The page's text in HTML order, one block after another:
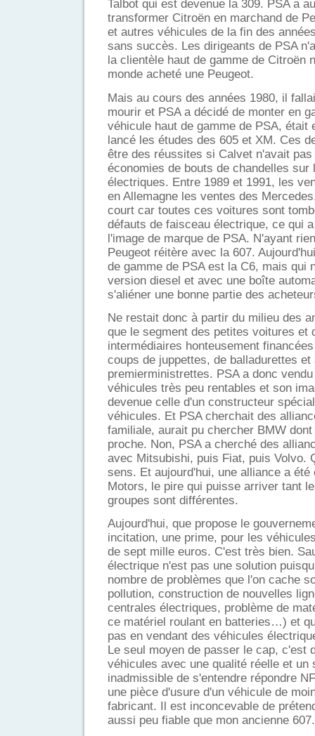
Talbot qui est devenue la 309. PSA a
transformer Citroën en marchand de
et autres véhicules de la fin des
sans succès. Les dirigeants de PSA
la clientèle haut de gamme de Citroën
monde acheté une Peugeot.
Mais au cours des années 1980, il
mourir et PSA a décidé de monter en
véhicule haut de gamme de PSA,
lancé les études des 605 et XM. Ces
être des réussites si Calvet n'avait
économies de bouts de chandelles sur
électriques. Entre 1989 et 1991, les
en Allemagne les ventes des
court car toutes ces voitures sont
défauts de faisceau électrique, ce qui
l'image de marque de PSA. N'ayant
Peugeot réitère avec la 607.
de gamme de PSA est la C6, mais qui
version diesel et avec une boîte
s'aliéner une bonne partie des
Ne restait donc à partir du milieu des
que le segment des petites voitures et
intermédiaires honteusement
coups de juppettes, de balladurettes et
premierministrettes. PSA a donc
véhicules très peu rentables et son
devenue celle d'un constructeur
véhicules. Et PSA cherchait des
familiale, aurait pu chercher BMW
proche. Non, PSA a cherché des
avec Mitsubishi, puis Fiat, puis Volvo.
sens. Et aujourd'hui, une alliance a
Motors, le pire qui puisse arriver tant
groupes sont différentes.
Aujourd'hui, que propose le
incitation, une prime, pour les
de sept mille euros. C'est très bien.
électrique n'est pas une solution
nombre de problèmes que l'on cache
pollution, construction de nouvelles
centrales électriques, problème de
ce matériel roulant en batteries…) et
pas en vendant des véhicules
Le seul moyen de passer le cap, c'est
véhicules avec une qualité réelle et
inadmissible de s'entendre répondre
une pièce d'usure d'un véhicule de
fabricant. Il est inconcevable de
aussi peu fiable que mon ancienne 607.